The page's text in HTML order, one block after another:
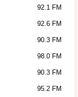
92.1 FM
92.6 FM
90.3 FM
98.0 FM
90.3 FM
95.2 FM